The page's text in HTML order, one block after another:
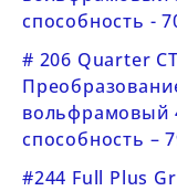
способность -
# 206 Quarter
вольфрамовый
способность –
#244 Full Plus